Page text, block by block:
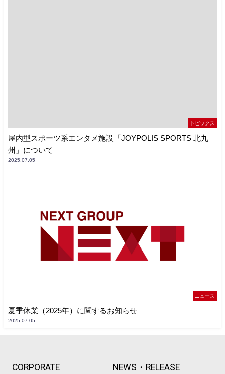
トピックス
屋内型スポーツ系エンタメ施設「JOYPOLIS SPORTS 北九
州」について
2025.07.05
ニュース
夏季休業（2025年）に関するお知らせ
2025.07.05
CORPORATE NEWS・RELEASE